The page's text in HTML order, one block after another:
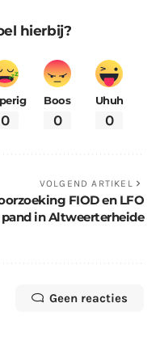
hierbij?
0
Boos
0
Uhuh
0
VOLGEND ARTIKEL
FIOD en LFO
in Altweerterheide
Geen reacties